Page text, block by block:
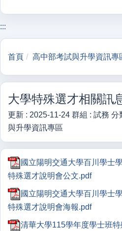
:::
首頁 高中部考試與升學資訊專
大學特殊選才相關訊
更新 : 2025-11-24 群組 : 試務 分
與升學資訊專區
國立陽明交通大學百川學士
特殊選才說明會公文.pdf
國立陽明交通大學百川學士
特殊選才說明會海報.pdf
清華大學115學年度學士班